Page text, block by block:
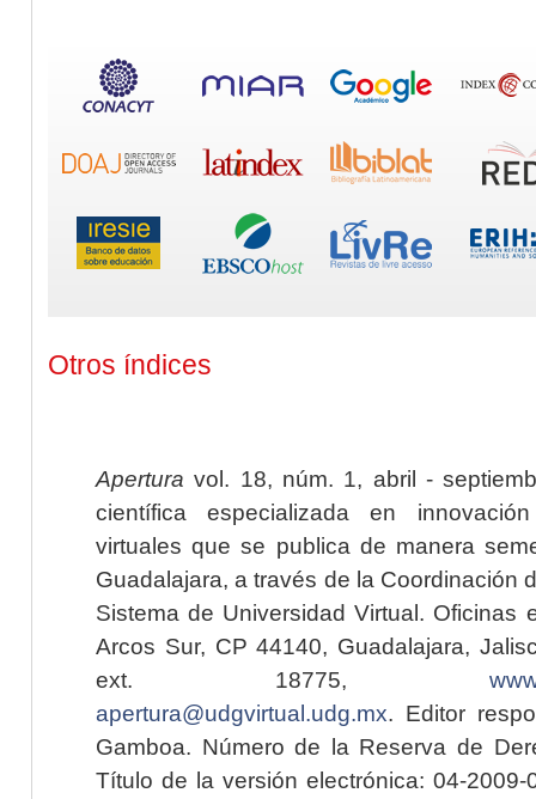
Otros índices
Apertura vol. 18, núm. 1, abril -
científica especializada en
virtuales que se publica de manera
Guadalajara, a través de la Coordinación
Sistema de Universidad Virtual. Oficinas
Arcos Sur, CP 44140, Guadalajara,
ext. 18775,
apertura@udgvirtual.udg.mx. Editor
Gamboa. Número de la Reserva de
Título de la versión electrónica: 04-2009-